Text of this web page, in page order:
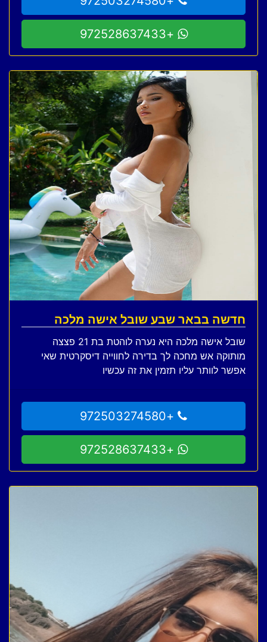
+972528637433
חדשה בבאר שבע שובל אישה מלכה
שובל אישה מלכה היא נערה לוהטת בת 21 פצצה
מותוקה אש מחכה לך בדירה לחווייה דיסקרטית שאי
אפשר לוותר עליו תזמין את זה עכשיו
+972503274580
+972528637433